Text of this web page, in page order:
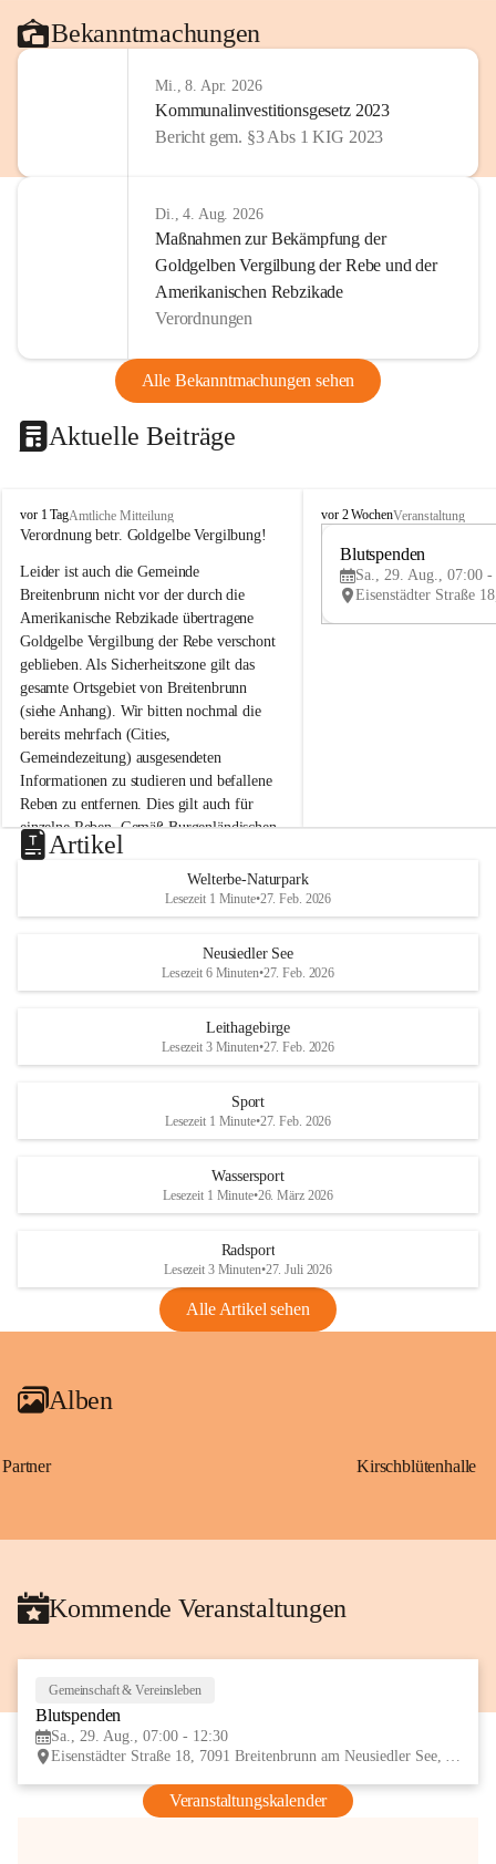
Bekanntmachungen
Mi., 8. Apr. 2026
Kommunalinvestitionsgesetz 2023
Bericht gem. §3 Abs 1 KIG 2023
Di., 4. Aug. 2026
Maßnahmen zur Bekämpfung der
Goldgelben Vergilbung der Rebe und der
Amerikanischen Rebzikade
Verordnungen
Alle Bekanntmachungen sehen
Aktuelle Beiträge
B
r
i
t
e
n
b
r
u
n
n
a
m
N
e
u
s
d
S
vor 1 TagAmtliche Mitteilung
Verordnung betr. Goldgelbe Vergilbung!
Leider ist auch die Gemeinde
Breitenbrunn nicht vor der durch die
Amerikanische Rebzikade übertragene
Goldgelbe Vergilbung der Rebe verschont
geblieben. Als Sicherheitszone gilt das
gesamte Ortsgebiet von Breitenbrunn
(siehe Anhang). Wir bitten nochmal die
bereits mehrfach (Cities,
Gemeindezeitung) ausgesendeten
Informationen zu studieren und befallene
Reben zu entfernen. Dies gilt auch für
einzelne Reben. Gemäß Burgenländischen
Weinbaugesetz sind nicht gepflegte oder
unzulässige Weingärten zu roden! Bitte
helfen wir zusammen um unsere Winzer
vor den prognostizierten Ernteausfällen
und den daraus folgenden wirtschaftlichen
Maßnahmen zur Bekämpfung
Rebe und der Amerikanischen
Anhang VBl. EU Nr. 18
1 Seite•1,4 MB
VBl. EU Nr. 18_2026
B
e
u
e
d
r
S
vor 2 WochenVeranstaltung
Blutspenden
Sa., 29. Aug., 07:00 -
Artikel
Welterbe-Naturpark
Lesezeit 1 Minute•27. Feb. 2026
Neusiedler See
Lesezeit 6 Minuten•27. Feb. 2026
Leithagebirge
Lesezeit 3 Minuten•27. Feb. 2026
Sport
Lesezeit 1 Minute•27. Feb. 2026
Wassersport
Lesezeit 1 Minute•26. März 2026
Radsport
Lesezeit 3 Minuten•27. Juli 2026
Alle Artikel sehen
Alben
Partner Kirschblütenhalle
Kommende Veranstaltungen
Gemeinschaft & Vereinsleben
Blutspenden
Sa., 29. Aug., 07:00 - 12:30
Eisenstädter Straße 18, 7091 Breitenbrunn am Neusiedler See, AUT
Veranstaltungskalender